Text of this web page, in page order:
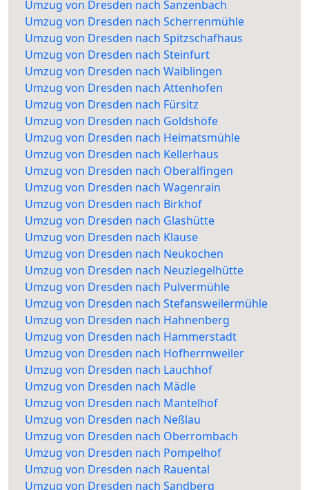
Umzug von Dresden nach Sanzenbach
Umzug von Dresden nach Scherrenmühle
Umzug von Dresden nach Spitzschafhaus
Umzug von Dresden nach Steinfurt
Umzug von Dresden nach Waiblingen
Umzug von Dresden nach Attenhofen
Umzug von Dresden nach Fürsitz
Umzug von Dresden nach Goldshöfe
Umzug von Dresden nach Heimatsmühle
Umzug von Dresden nach Kellerhaus
Umzug von Dresden nach Oberalfingen
Umzug von Dresden nach Wagenrain
Umzug von Dresden nach Birkhof
Umzug von Dresden nach Glashütte
Umzug von Dresden nach Klause
Umzug von Dresden nach Neukochen
Umzug von Dresden nach Neuziegelhütte
Umzug von Dresden nach Pulvermühle
Umzug von Dresden nach Stefansweilermühle
Umzug von Dresden nach Hahnenberg
Umzug von Dresden nach Hammerstadt
Umzug von Dresden nach Hofherrnweiler
Umzug von Dresden nach Lauchhof
Umzug von Dresden nach Mädle
Umzug von Dresden nach Mantelhof
Umzug von Dresden nach Neßlau
Umzug von Dresden nach Oberrombach
Umzug von Dresden nach Pompelhof
Umzug von Dresden nach Rauental
Umzug von Dresden nach Sandberg